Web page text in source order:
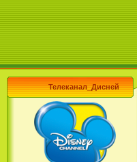
Телеканал_Дисней